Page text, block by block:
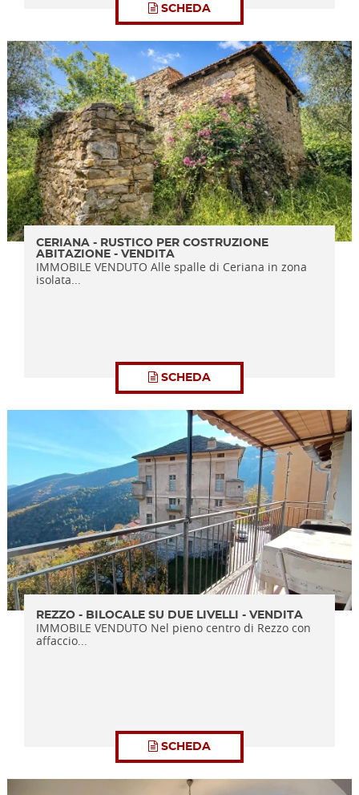
SCHEDA
CERIANA - RUSTICO PER COSTRUZIONE
ABITAZIONE - VENDITA
IMMOBILE VENDUTO Alle spalle di Ceriana in zona
isolata...
SCHEDA
REZZO - BILOCALE SU DUE LIVELLI - VENDITA
IMMOBILE VENDUTO Nel pieno centro di Rezzo con
affaccio...
SCHEDA